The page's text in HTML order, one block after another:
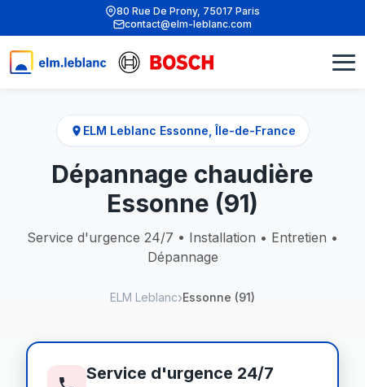
80 Rue De Prony, 75017 Paris
contact@elm-leblanc.com
ELM Leblanc Essonne, Île-de-France
Dépannage chaudière
Essonne (91)
Service d'urgence 24/7 • Installation • Entretien •
Dépannage
ELM Leblanc Essonne (91)
Service d'urgence 24/7